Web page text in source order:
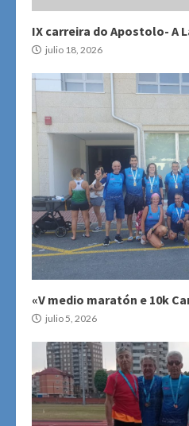
IX carreira do Apostolo- A
julio 18, 2026
«V medio maratón e 10k
julio 5, 2026